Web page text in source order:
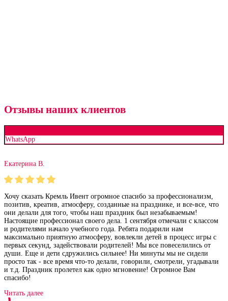
Отзывы наших клиентов
WhatsApp
Екатерина В.
Хочу сказать Кремль Ивент огромное спасибо за профессионализм,
позитив, креатив, атмосферу, созданные на празднике, и все-все, что
они делали для того, чтобы наш праздник был незабываемым!
Настоящие профессионал своего дела. 1 сентября отмечали с классом
и родителями начало учебного года. Ребята подарили нам
максимально приятную атмосферу, вовлекли детей в процесс игры с
первых секунд, задействовали родителей! Мы все повеселились от
души. Еще и дети сдружились сильнее! Ни минуты мы не сидели
просто так - все время что-то делали, говорили, смотрели, угадывали
и т.д. Праздник пролетел как одно мгновение! Огромное Вам
спасибо!
Читать далее